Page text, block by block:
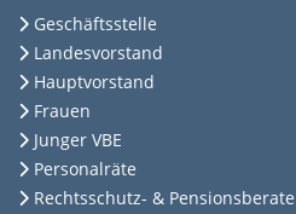
Geschäftsstelle
Landesvorstand
Hauptvorstand
Frauen
Junger VBE
Personalräte
Rechtsschutz- &